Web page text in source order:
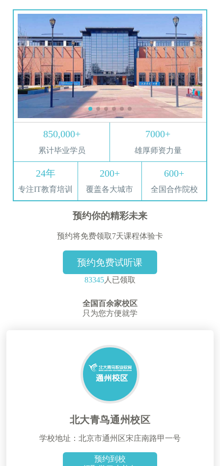
850,000+
累计毕业学员
7000+
雄厚师资力量
24年
专注IT教育培训
200+
覆盖各大城市
600+
全国合作院校
预约你的精彩未来
预约将免费领取7天课程体验卡
预约免费试听课
83345 人已领取
全国百余家校区
只为您方便就学
北大青鸟通州校区
学校地址：北京市通州区宋庄南路甲一号
预约到校